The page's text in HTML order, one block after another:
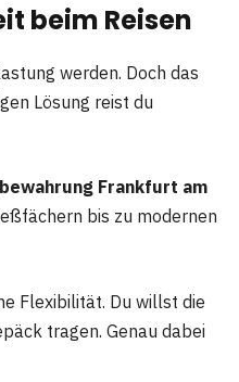
beim Reisen
werden. Doch das
Lösung reist du
Frankfurt am
bis zu modernen
Flexibilität. Du willst die
tragen. Genau dabei